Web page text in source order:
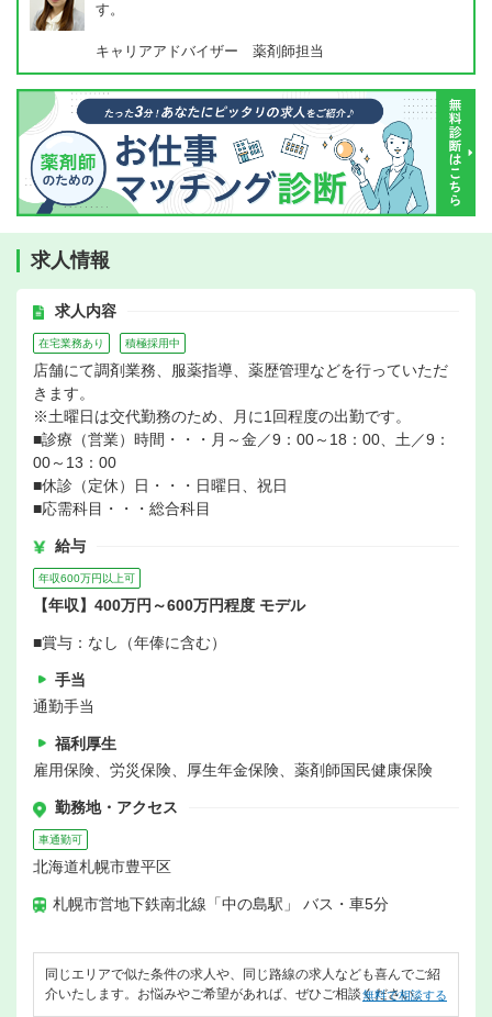
す。
キャリアアドバイザー 薬剤師担当
求人情報
求人内容
在宅業務あり 積極採用中
店舗にて調剤業務、服薬指導、薬歴管理などを行っていただ
きます。
※土曜日は交代勤務のため、月に1回程度の出勤です。
■診療（営業）時間・・・月～金／9：00～18：00、土／9：
00～13：00
■休診（定休）日・・・日曜日、祝日
■応需科目・・・総合科目
給与
年収600万円以上可
【年収】400万円～600万円程度 モデル
■賞与：なし（年俸に含む）
手当
通勤手当
福利厚生
雇用保険、労災保険、厚生年金保険、薬剤師国民健康保険
勤務地・アクセス
車通勤可
北海道札幌市豊平区
札幌市営地下鉄南北線「中の島駅」 バス・車5分
同じエリアで似た条件の求人や、同じ路線の求人なども喜んでご紹
介いたします。お悩みやご希望があれば、ぜひご相談ください。
無料で相談する